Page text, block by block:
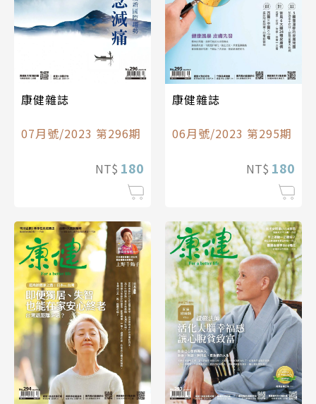
康健雜誌
07月號/2023 第296期
NT$ 180
康健雜誌
06月號/2023 第295期
NT$ 180